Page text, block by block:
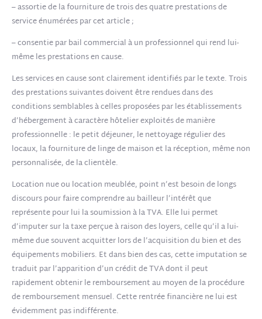
– assortie de la fourniture de trois des quatre prestations de
service énumérées par cet article ;
– consentie par bail commercial à un professionnel qui rend lui-
même les prestations en cause.
Les services en cause sont clairement identifiés par le texte. Trois
des prestations suivantes doivent être rendues dans des
conditions semblables à celles proposées par les établissements
d’hébergement à caractère hôtelier exploités de manière
professionnelle : le petit déjeuner, le nettoyage régulier des
locaux, la fourniture de linge de maison et la réception, même non
personnalisée, de la clientèle.
Location nue ou location meublée, point n’est besoin de longs
discours pour faire comprendre au bailleur l’intérêt que
représente pour lui la soumission à la TVA. Elle lui permet
d’imputer sur la taxe perçue à raison des loyers, celle qu’il a lui-
même due souvent acquitter lors de l’acquisition du bien et des
équipements mobiliers. Et dans bien des cas, cette imputation se
traduit par l’apparition d’un crédit de TVA dont il peut
rapidement obtenir le remboursement au moyen de la procédure
de remboursement mensuel. Cette rentrée financière ne lui est
évidemment pas indifférente.